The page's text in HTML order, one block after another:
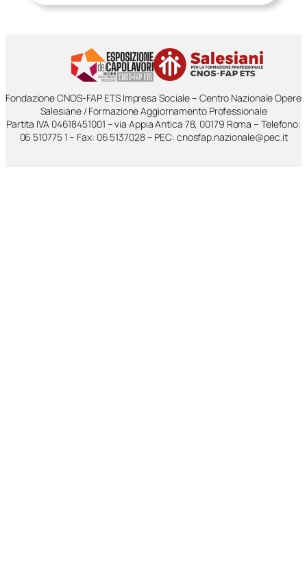
Fondazione CNOS-FAP ETS Impresa Sociale – Centro Nazionale Opere
Salesiane / Formazione Aggiornamento Professionale
Partita IVA 04618451001 – via Appia Antica 78, 00179 Roma – Telefono:
06 510775 1 – Fax: 06 5137028 – PEC: cnosfap.nazionale@pec.it